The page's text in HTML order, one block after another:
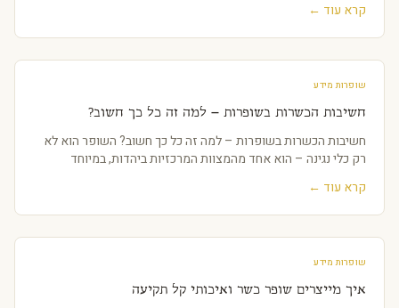
קרא עוד ←
שופרות מידע
חשיבות הכשרות בשופרות – למה זה כל כך חשוב?
חשיבות הכשרות בשופרות – למה זה כל כך חשוב? השופר הוא לא
רק כלי נגינה – הוא אחד מהמצוות המרכזיות ביהדות, במיוחד
קרא עוד ←
שופרות מידע
איך מייצרים שופר כשר ואיכותי קל תקיעה